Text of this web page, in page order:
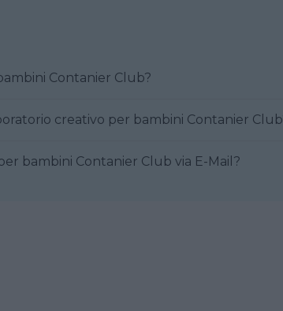
Contanier Club?
creativo per bambini Contanier
bambini Contanier Club via E-Mail?